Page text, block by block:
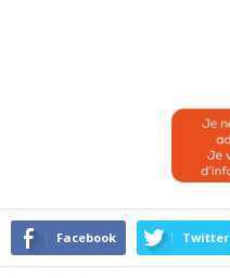
Facebook Twitter